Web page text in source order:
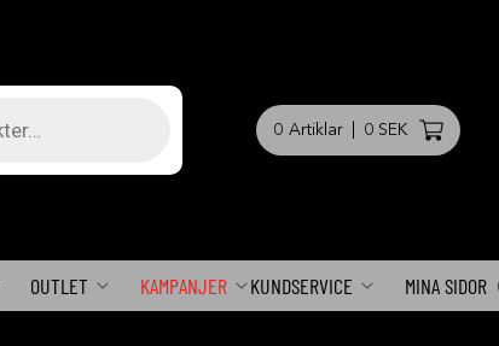
0 Artiklar 0 SEK
OUTLET KAMPANJER KUNDSERVICE MINA SIDOR